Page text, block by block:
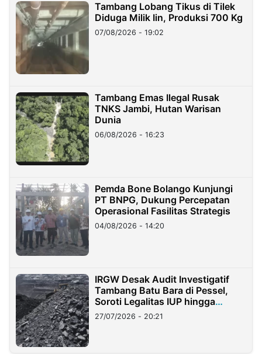
Tambang Lobang Tikus di Tilek
Diduga Milik Iin, Produksi 700 Kg
07/08/2026 - 19:02
Tambang Emas Ilegal Rusak
TNKS Jambi, Hutan Warisan
Dunia
06/08/2026 - 16:23
Pemda Bone Bolango Kunjungi
PT BNPG, Dukung Percepatan
Operasional Fasilitas Strategis
04/08/2026 - 14:20
IRGW Desak Audit Investigatif
Tambang Batu Bara di Pessel,
Soroti Legalitas IUP hingga
Stockpile
27/07/2026 - 20:21